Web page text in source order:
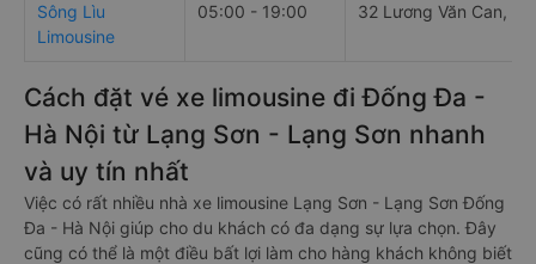
Sông Lìu
Limousine
05:00 - 19:00 32 Lương Văn Can,
Cách đặt vé xe limousine đi Đống Đa -
Hà Nội từ Lạng Sơn - Lạng Sơn nhanh
và uy tín nhất
Việc có rất nhiều nhà xe limousine Lạng Sơn - Lạng Sơn Đống
Đa - Hà Nội giúp cho du khách có đa dạng sự lựa chọn. Đây
cũng có thể là một điều bất lợi làm cho hàng khách không biết